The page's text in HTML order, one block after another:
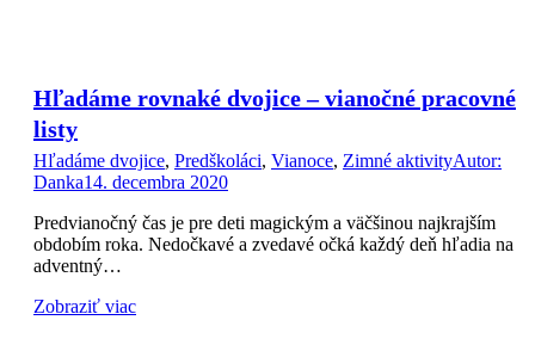
Hľadáme rovnaké dvojice – vianočné pracovné
listy
Hľadáme dvojice, Predškoláci, Vianoce, Zimné aktivityAutor:
Danka14. decembra 2020
Predvianočný čas je pre deti magickým a väčšinou najkrajším
obdobím roka. Nedočkavé a zvedavé očká každý deň hľadia na
adventný…
Zobraziť viac